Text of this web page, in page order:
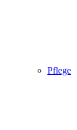
Pflege